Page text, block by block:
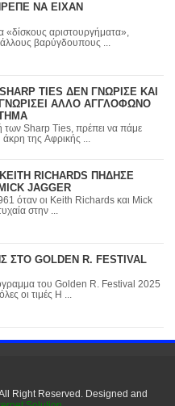
ΝΑ ΕΙΧΑΝ
«δίσκους αριστουργήματα»,
άλλους βαρύγδουπους ...
TIES ΔΕΝ ΓΝΩΡΙΣΕ ΚΑΙ
ΑΛΛΟ ΑΓΓΛΟΦΩΝΟ
να πάμε
της Αφρικής ...
RICHARDS ΠΗΔΗΣΕ
JAGGER
και Mick
τυχαία στην ...
GOLDEN R. FESTIVAL
R. Festival 2025
οι τιμές Η ...
Right Reserved. Designed and